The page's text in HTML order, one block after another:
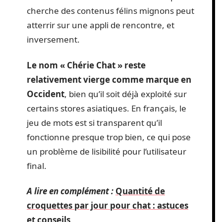
cherche des contenus félins mignons peut
atterrir sur une appli de rencontre, et
inversement.
Le nom « Chérie Chat » reste
relativement vierge comme marque en
Occident, bien qu’il soit déjà exploité sur
certains stores asiatiques. En français, le
jeu de mots est si transparent qu’il
fonctionne presque trop bien, ce qui pose
un problème de lisibilité pour l’utilisateur
final.
A lire en complément : Quantité de
croquettes par jour pour chat : astuces